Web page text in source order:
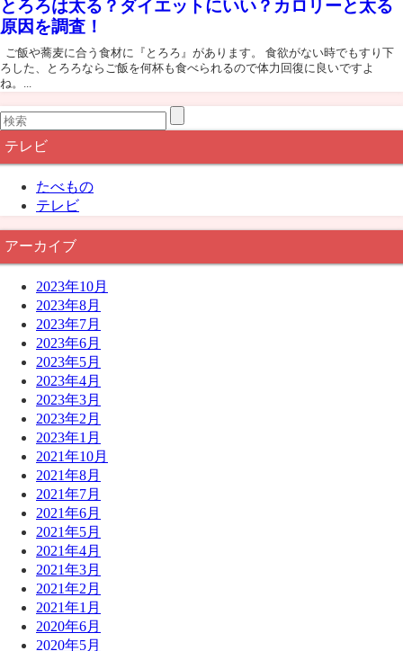
テレビ
たべもの
テレビ
アーカイブ
2023年10月
2023年8月
2023年7月
2023年6月
2023年5月
2023年4月
2023年3月
2023年2月
2023年1月
2021年10月
2021年8月
2021年7月
2021年6月
2021年5月
2021年4月
2021年3月
2021年2月
2021年1月
2020年6月
2020年5月